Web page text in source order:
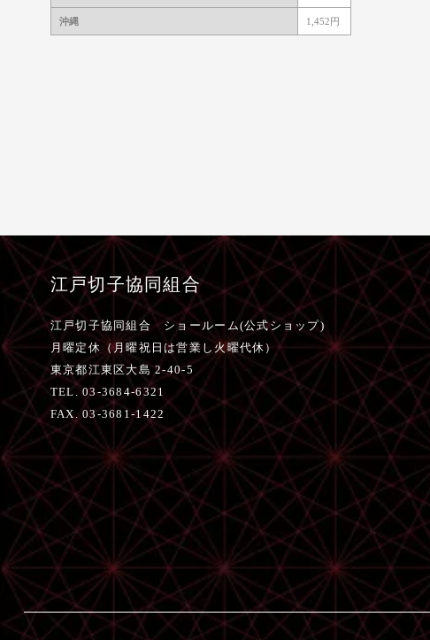
沖縄 1,452円
江戸切子協同組合
江戸切子協同組合 ショールーム(公式ショップ)
月曜定休（月曜祝日は営業し火曜代休）
東京都江東区大島 2-40-5
TEL. 03-3684-6321
FAX. 03-3681-1422